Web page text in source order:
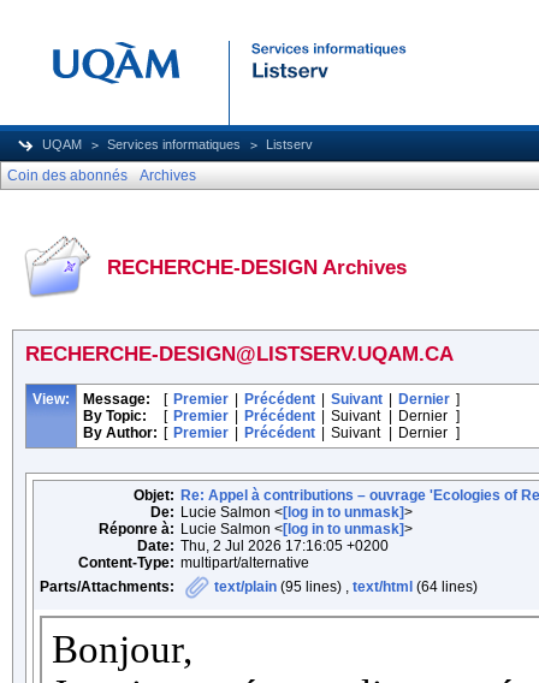
UQAM Services informatiques Listserv
Coin des abonnés Archives
RECHERCHE-DESIGN Archives
RECHERCHE-DESIGN@LISTSERV.UQAM.CA
View: Message: [ Premier Précédent Suivant Dernier ]
By Topic:
[ Premier Précédent Suivant Dernier ]
By Author: [ Premier Précédent Suivant Dernier ]
Objet: Re: Appel à contributions – ouvrage 'Ecologies of
De: Lucie Salmon <[log in to unmask]>
Réponre à: Lucie Salmon <[log in to unmask]>
Date: Thu, 2 Jul 2026 17:16:05 +0200
Content-Type: multipart/alternative
Parts/Attachments:
text/plain (95 lines) , text/html (64 lines)